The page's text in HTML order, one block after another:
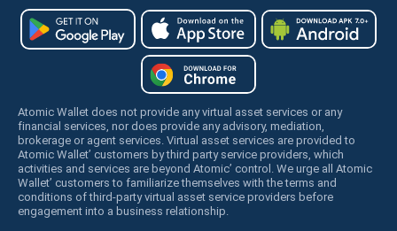
Atomic Wallet does not provide any virtual asset services or any
financial services, nor does provide any advisory, mediation,
brokerage or agent services. Virtual asset services are provided to
Atomic Wallet’ customers by third party service providers, which
activities and services are beyond Atomic’ control. We urge all Atomic
Wallet’ customers to familiarize themselves with the terms and
conditions of third-party virtual asset service providers before
engagement into a business relationship.